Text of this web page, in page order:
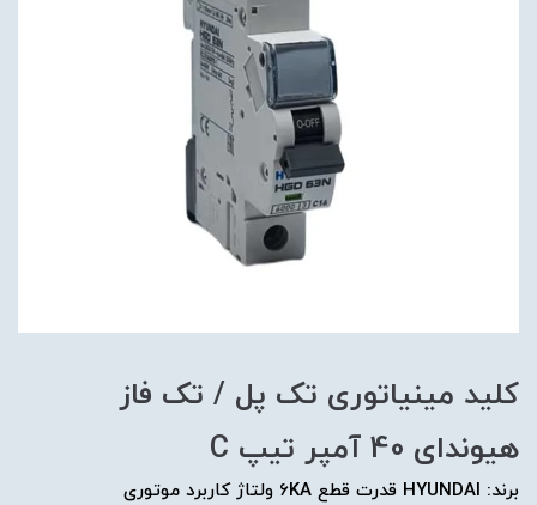
کلید مینیاتوری تک پل / تک فاز
هیوندای 40 آمپر تیپ C
برند: HYUNDAI قدرت قطع 6KA ولتاژ کاربرد موتوری